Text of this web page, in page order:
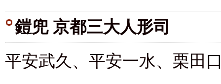
鎧兜 京都三大人形司
平安武久、平安一水、栗田